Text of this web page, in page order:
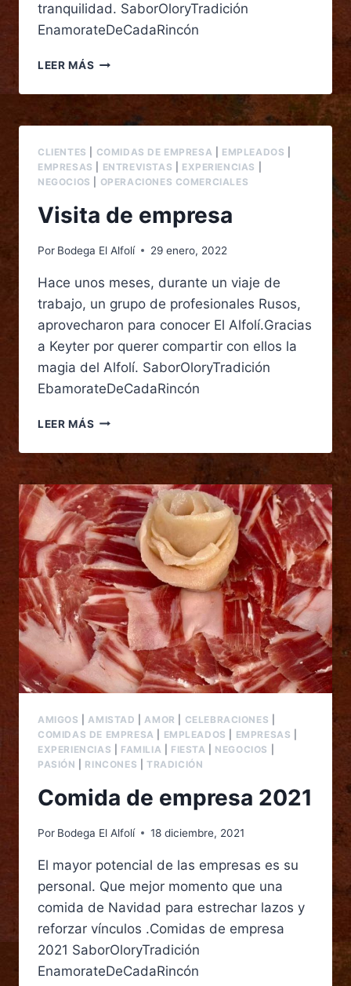
tranquilidad. SaborOloryTradición
EnamorateDeCadaRincón
LEER MÁS
CLIENTES COMIDAS DE EMPRESA EMPLEADOS
EMPRESAS
ENTREVISTAS EXPERIENCIAS
NEGOCIOS
OPERACIONES COMERCIALES
Visita de empresa
Por Bodega El Alfolí 29 enero, 2022
Hace unos meses, durante un viaje de
trabajo, un grupo de profesionales Rusos,
aprovecharon para conocer El Alfolí.Gracias
a Keyter por querer compartir con ellos la
magia del Alfolí. SaborOloryTradición
EbamorateDeCadaRincón
LEER MÁS
AMIGOS |AMISTAD |AMOR CELEBRACIONES
COMIDAS DE EMPRESA
EMPLEADOS EMPRESAS
EXPERIENCIAS
FAMILIA FIESTA NEGOCIOS
PASIÓN
RINCONES TRADICIÓN
Comida de empresa 2021
Por Bodega El Alfolí 18 diciembre, 2021
El mayor potencial de las empresas es su
personal. Que mejor momento que una
comida de Navidad para estrechar lazos y
reforzar vínculos .Comidas de empresa
2021 SaborOloryTradición
EnamorateDeCadaRincón